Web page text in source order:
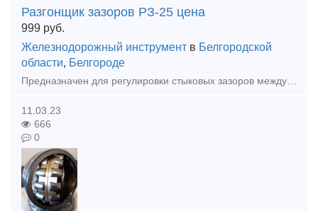
Разгонщик зазоров РЗ-25 цена
999 руб.
Железнодорожный инструмент в Белгородской
области, Белгороде
11.03.23
666
0